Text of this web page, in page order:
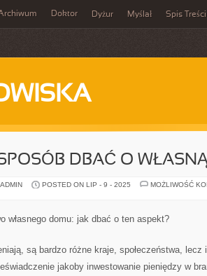
Doktor Dyżur Myślał Spis Treści
DBAĆ O
POSTED ON LIP - 9 - 2025
MOŻLIWOŚĆ
własnego domu: jak dbać o ten aspekt?
są bardzo różne kraje, społeczeństwa, lecz
jakoby inwestowanie pieniędzy w